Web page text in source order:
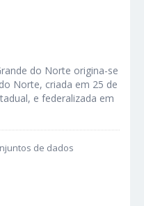
do Norte origina-se
Norte, criada em 25 de
e federalizada em
de dados